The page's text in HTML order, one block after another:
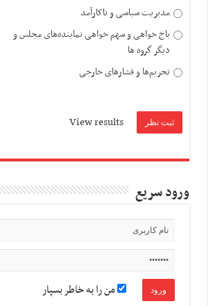
مدیریت سیاسی و ناکارآمد
باج خواهی و سهم خواهی نماینده‌های مجلس و
دیگر گروه ها
تحریم‌ها و فشارهای خارجی
View results
ورود سریع
من را به خاطر بسپار